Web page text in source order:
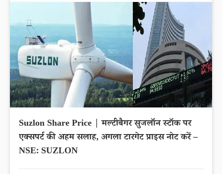
Suzlon Share Price | मल्टीबैगर सुजलॉन स्टॉक पर
एक्सपर्ट की अहम सलाह, अगला टारगेट प्राइस नोट करें –
NSE: SUZLON